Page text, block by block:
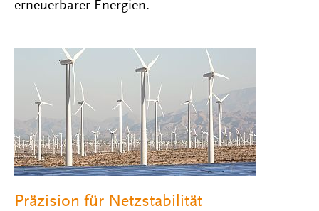
erneuerbarer Energien.
Präzision für Netzstabilität